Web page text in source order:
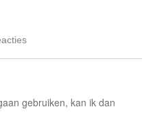
gebruiken, kan ik dan